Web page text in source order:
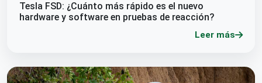
Tesla FSD: ¿Cuánto más rápido es el nuevo
hardware y software en pruebas de reacción?
Leer más